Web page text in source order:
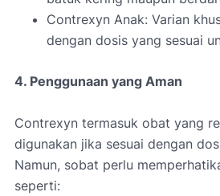
Contrexyn Anak: Varian
dengan dosis yang sesuai
4. Penggunaan yang Aman
Contrexyn termasuk obat yang
digunakan jika sesuai dengan
Namun, sobat perlu
seperti: